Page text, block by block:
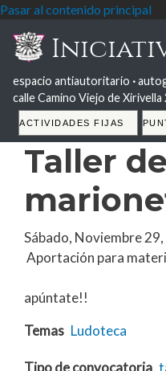
Pasar al contenido principal
espacio antiautoritario ·
calle Camino Viejo de Xirivella
Tabs
ACTIVIDADES FIJAS
Taller de
Sábado, Noviembre
Aportación para
apúntate!!
Temas Ludoteca
Tipo de convocatoria